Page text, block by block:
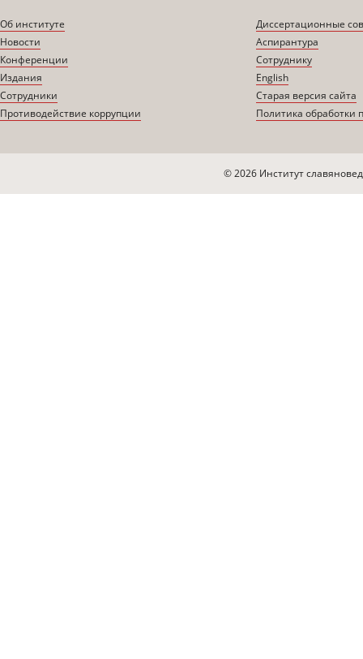
Об институте
Новости
Конференции
Издания
Сотрудники
Противодействие коррупции
Диссертационные
Аспирантура
Сотруднику
English
Старая версия сайта
Политика обработки
© 2026 Институт